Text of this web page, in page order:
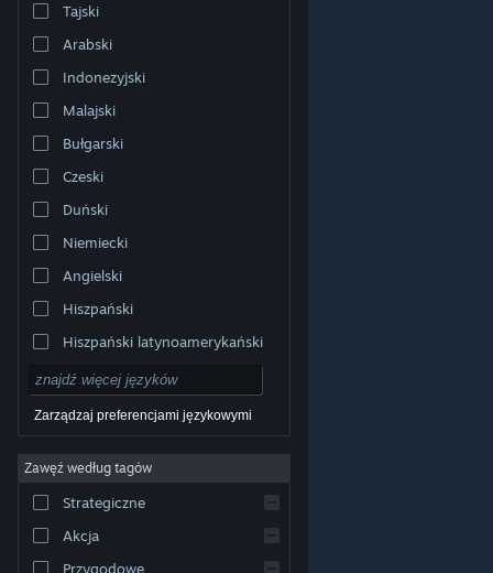
Wersja przeglądarkowa
© Valve Corporation. Wszelkie prawa zastrzeżone.
właścicieli w Stanach Zjednoczonych i innych krajach.
dostępu
Umowa użytkownika Steam
pieniędzy |Ciasteczka
Tajski
Arabski
Indonezyjski
Malajski
Bułgarski
Czeski
Duński
Niemiecki
Angielski
Hiszpański
Hiszpański latynoamerykański
Zarządzaj preferencjami językowymi
Zawęź według tagów
Strategiczne
Akcja
Przygodowe